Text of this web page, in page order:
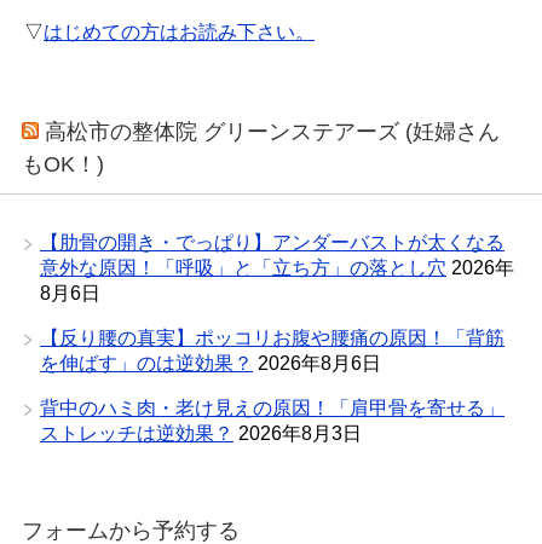
▽はじめての方はお読み下さい。
高松市の整体院 グリーンステアーズ (妊婦さん
もOK！)
【肋骨の開き・でっぱり】アンダーバストが太くなる
意外な原因！「呼吸」と「立ち方」の落とし穴 2026年
8月6日
【反り腰の真実】ポッコリお腹や腰痛の原因！「背筋
を伸ばす」のは逆効果？ 2026年8月6日
背中のハミ肉・老け見えの原因！「肩甲骨を寄せる」
ストレッチは逆効果？ 2026年8月3日
フォームから予約する